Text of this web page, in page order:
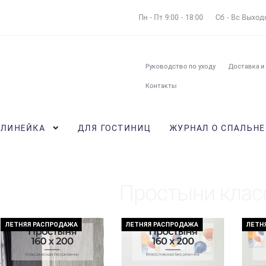
Пн - Пт 9:00 - 18:00 Сб - Вс
Руководство по уходу Доставка и
Контакты
ЛИНЕЙКА ДЛЯ ГОСТИНИЦ ЖУРНАЛ О СПАЛЬНЕ
ЛЕТНЯЯ РАСПРОДАЖА ЛЕТНЯЯ РАСПРОДАЖА